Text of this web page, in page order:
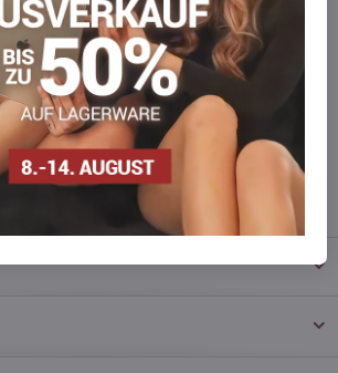
mehr bestellen, als wir
zu kontaktieren, wir füllen die Ware für Sie